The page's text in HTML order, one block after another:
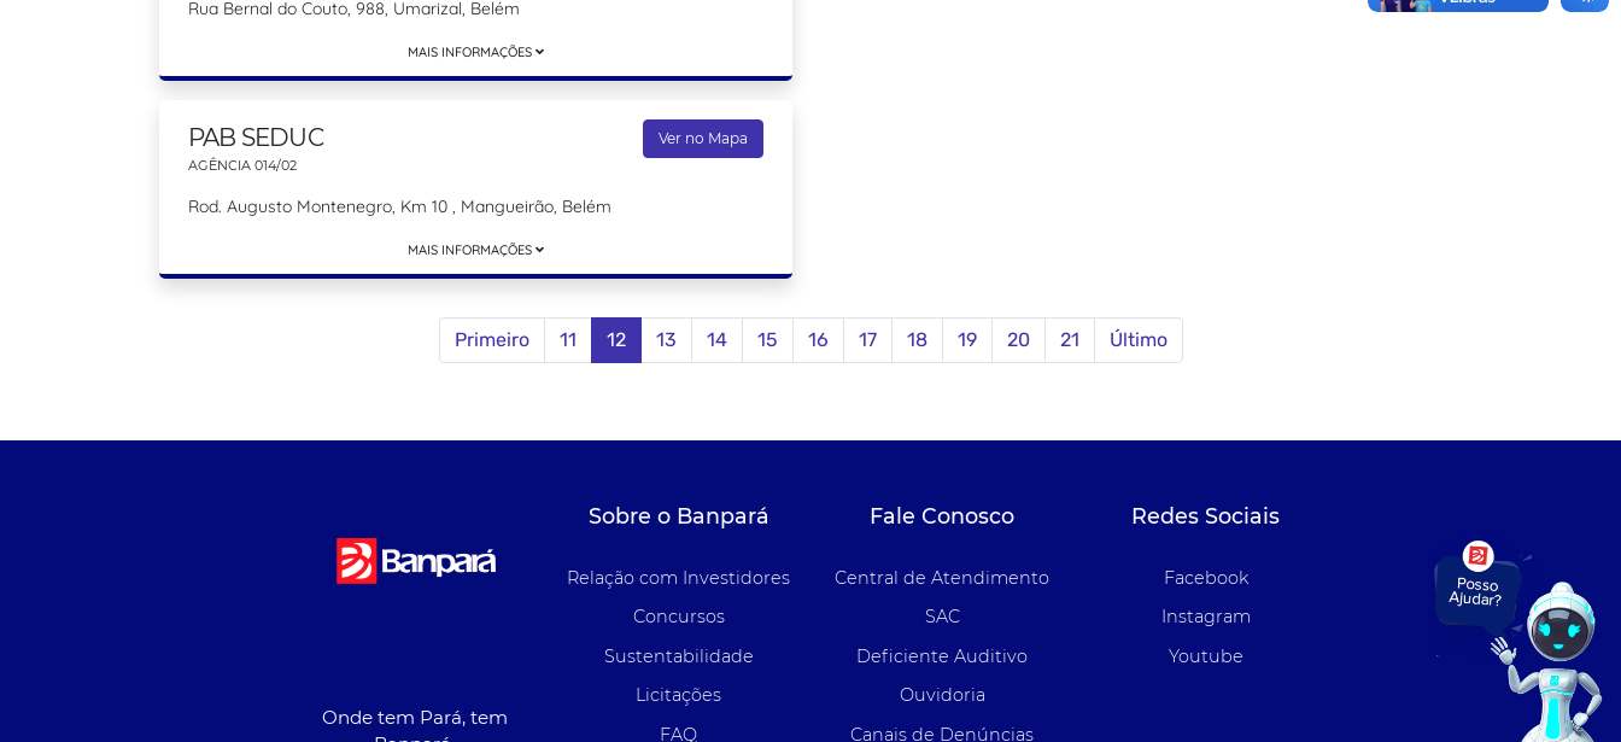
Rua Bernal do Couto, 988, Umarizal, Belém
MAIS INFORMAÇÕES
PAB SEDUC
AGÊNCIA 014/02
Ver no Mapa
Rod. Augusto Montenegro, Km 10 , Mangueirão, Belém
MAIS INFORMAÇÕES
Primeiro 11 12 13 14 15 16 17 18 19 20 21 Último
Onde tem Pará, tem
Sobre o Banpará
Relação com Investidores
Concursos
Sustentabilidade
Licitações
FAQ
Fale Conosco
Central de Atendimento
SAC
Deficiente Auditivo
Ouvidoria
Canais de Denúncias
Redes Sociais
Facebook
Instagram
Youtube